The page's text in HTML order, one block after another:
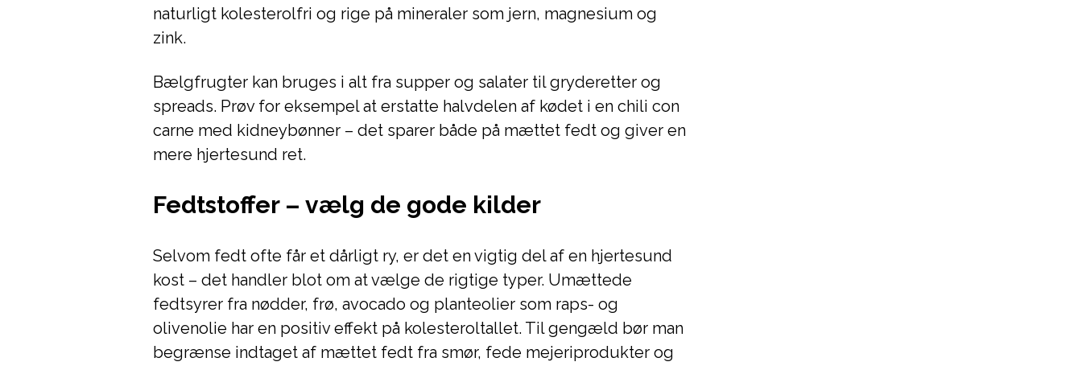
naturligt kolesterolfri og rige på mineraler som jern, magnesium og
zink.
Bælgfrugter kan bruges i alt fra supper og salater til gryderetter og
spreads. Prøv for eksempel at erstatte halvdelen af kødet i en chili con
carne med kidneybønner – det sparer både på mættet fedt og giver en
mere hjertesund ret.
Fedtstoffer – vælg de gode kilder
Selvom fedt ofte får et dårligt ry, er det en vigtig del af en hjertesund
kost – det handler blot om at vælge de rigtige typer. Umættede
fedtsyrer fra nødder, frø, avocado og planteolier som raps- og
olivenolie har en positiv effekt på kolesteroltallet. Til gengæld bør man
begrænse indtaget af mættet fedt fra smør, fede mejeriprodukter og